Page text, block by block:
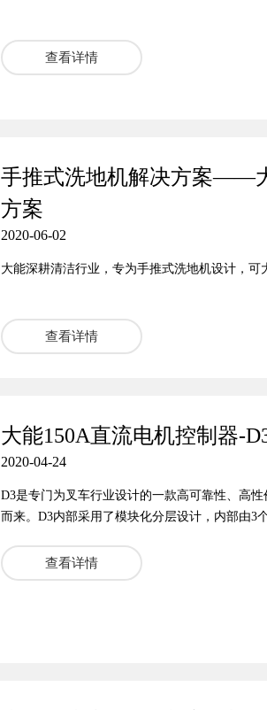
查看详情
手推式洗地机解决方案——
方案
2020-06-02
大能深耕清洁行业，专为手推式洗地机设计，可
查看详情
大能150A直流电机控制器-
2020-04-24
D3是专门为叉车行业设计的一款高可靠性、高
而来。D3内部采用了模块化分层设计，内部由3
低热耦合。 这种结构设计方式常用于
本较高，工艺复杂，需要专用的生产设备和定
查看详情